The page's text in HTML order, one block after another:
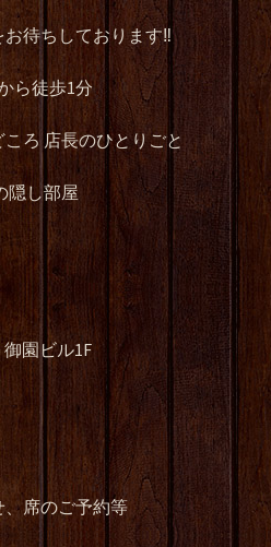
待ちしております‼️
ら徒歩1分
ろ 店長のひとりごと
隠し部屋
園ビル1F
席のご予約等